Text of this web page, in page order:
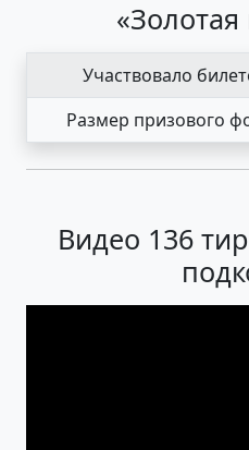
Участвовало
Размер призового
Видео 136